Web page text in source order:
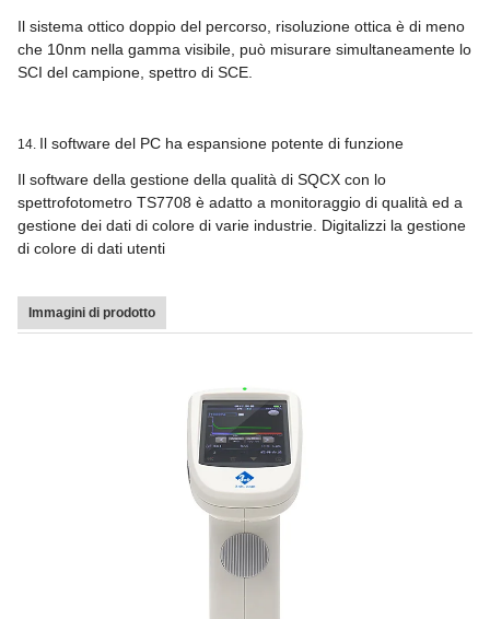
Il sistema ottico doppio del percorso, risoluzione ottica è di meno
che 10nm nella gamma visibile, può misurare simultaneamente lo
SCI del campione, spettro di SCE.
14. Il software del PC ha espansione potente di funzione
Il software della gestione della qualità di SQCX con lo
spettrofotometro TS7708 è adatto a monitoraggio di qualità ed a
gestione dei dati di colore di varie industrie. Digitalizzi la gestione
di colore di dati utenti
Immagini di prodotto